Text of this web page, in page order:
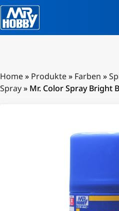
Home» Produkte» Farben »
Spray» Mr. Color Spray Bright